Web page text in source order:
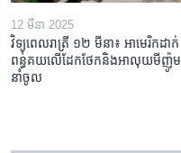
12 មីនា 2025
វិទ្យុពេលរាត្រី ១២ មីនា៖ អាមេរិក​ដាក់​
ពន្ធគយ​លើ​ដែកថែក​និង​អាលុយ​មីញ៉ូម​
នាំចូល